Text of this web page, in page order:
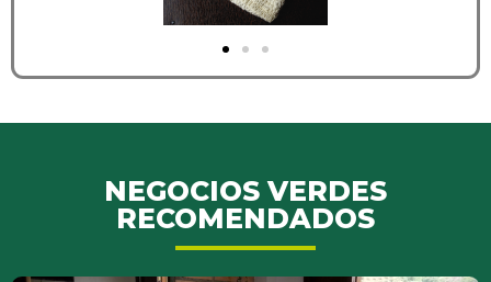
NEGOCIOS VERDES
RECOMENDADOS